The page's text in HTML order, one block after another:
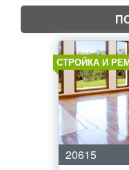
СТРОЙКА И
20615